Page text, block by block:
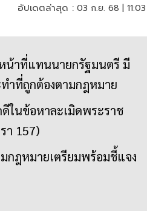
อัปเดตล่าสุด : 03 ก.ย. 68 |
น้าที่แทนนายกรัฐมนตรี มี
ำที่ถูกต้องตามกฎหมาย
ในข้อหาละเมิดพระราช
า 157)
กฎหมายเตรียมพร้อมชี้แจง